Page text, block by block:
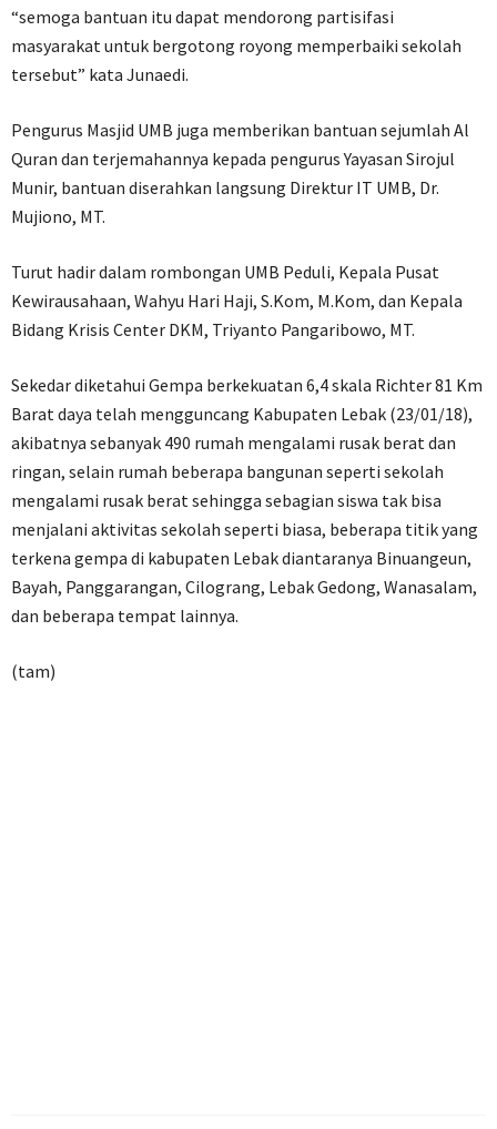
“semoga bantuan itu dapat mendorong partisifasi
masyarakat untuk bergotong royong memperbaiki sekolah
tersebut” kata Junaedi.
Pengurus Masjid UMB juga memberikan bantuan sejumlah Al
Quran dan terjemahannya kepada pengurus Yayasan Sirojul
Munir, bantuan diserahkan langsung Direktur IT UMB, Dr.
Mujiono, MT.
Turut hadir dalam rombongan UMB Peduli, Kepala Pusat
Kewirausahaan, Wahyu Hari Haji, S.Kom, M.Kom, dan Kepala
Bidang Krisis Center DKM, Triyanto Pangaribowo, MT.
Sekedar diketahui Gempa berkekuatan 6,4 skala Richter 81 Km
Barat daya telah mengguncang Kabupaten Lebak (23/01/18),
akibatnya sebanyak 490 rumah mengalami rusak berat dan
ringan, selain rumah beberapa bangunan seperti sekolah
mengalami rusak berat sehingga sebagian siswa tak bisa
menjalani aktivitas sekolah seperti biasa, beberapa titik yang
terkena gempa di kabupaten Lebak diantaranya Binuangeun,
Bayah, Panggarangan, Cilograng, Lebak Gedong, Wanasalam,
dan beberapa tempat lainnya.
(tam)